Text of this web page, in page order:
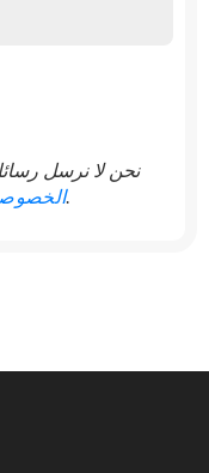
نحن لا نرسل
للمزيد من المعلومات.